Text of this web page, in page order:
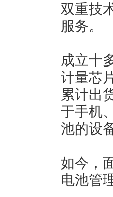
双重技
服务。
成立十
计量芯
累计出
于手机
池的设
如今，
电池管